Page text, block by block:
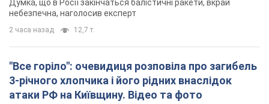
Думка, що в Росії закінчаться балістичні ракети, вкрай
небезпечна, наголосив експерт
2 часа назад 12,7 т.
"Все горіло": очевидиця розповіла про загибель
3-річного хлопчика і його рідних внаслідок
атаки РФ на Київщину. Відео та фото